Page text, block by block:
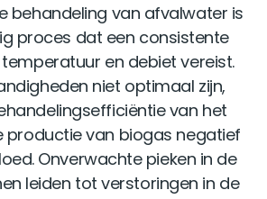
behandeling van afvalwater is
proces dat een consistente
en debiet vereist.
niet optimaal zijn,
van het
productie van biogas negatief
Onverwachte pieken in de
leiden tot verstoringen in de